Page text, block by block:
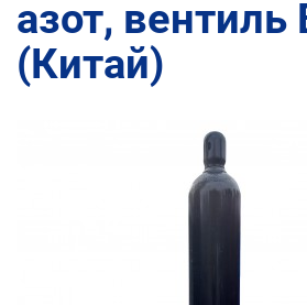
азот, вентиль
(Китай)